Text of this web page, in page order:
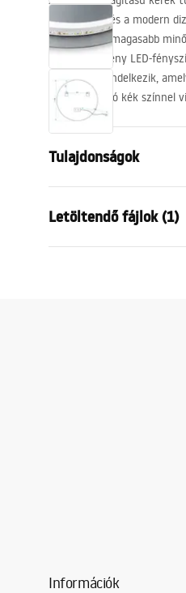
használatot és a modern
A tükör a legmagasabb
érintésérzékeny LED-
funkcióval rendelkezik,
érintőkapcsoló kék színnel
Tulajdonságok
Szélesség
Mélység
Letöltendő fájlok (1)
Információk